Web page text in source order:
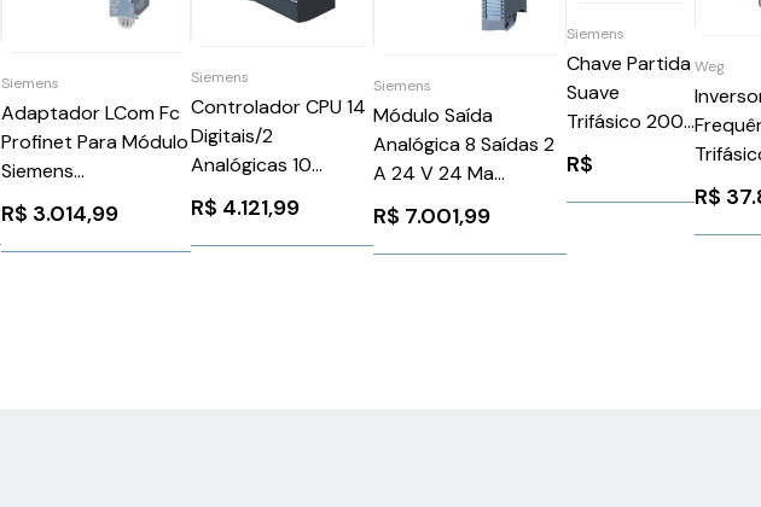
Siemens
Adaptador LCom Fc
Profinet Para Módulo
Siemens
6ES71936AG400AA0
R$ 3.014,99
Siemens
Controlador CPU 14
Digitais/2
Analógicas 10
Digitais Vcc/Relé
24vcc 1 Interface
1214c Siemens
R$ 4.121,99
Siemens
Módulo Saída
Analógica 8 Saídas 2
A 24 V 24 Ma
Siemens
6ES75325HD000AB0
R$ 7.001,99
Siemens
Chave Partida
Suave
Trifásico 200
480V 3,6A 110
220V Siemens
3RW30131BB14
R$
Weg
480V
WEG
R$